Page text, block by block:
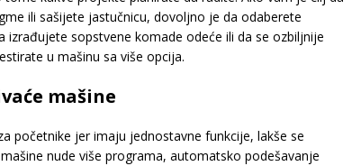
ili sašijete jastučnicu, dovoljno je da odaberete
sopstvene komade odeće ili da se ozbiljnije
u mašinu sa više opcija.
mašine
početnike jer imaju jednostavne funkcije, lakše se
nude više programa, automatsko podešavanje